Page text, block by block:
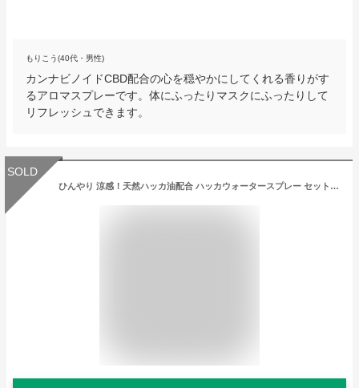
もりこう(40代・男性)
カンナビノイドCBD配合の心を穏やかにしてくれる香りがす
るアロマスプレーです。体にふったりマスクにふったりして
リフレッシュできます。
SOLD
ひんやり 涼感！天然ハッカ油配合 ハッカウォータースプレー セット(50ml&100mL) ミント ハッカ油スプレー ボディ マスクスプレー ボディミスト ハッカスプレー ミントスプレー クールミスト 冷感スプレー 冷感 子供 冷感グッズ 肌